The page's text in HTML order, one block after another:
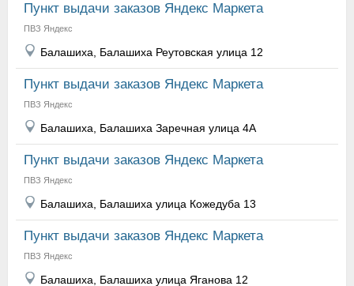
Пункт выдачи заказов Яндекс Маркета
ПВЗ Яндекс
Балашиха, Балашиха Реутовская улица 12
Пункт выдачи заказов Яндекс Маркета
ПВЗ Яндекс
Балашиха, Балашиха Заречная улица 4А
Пункт выдачи заказов Яндекс Маркета
ПВЗ Яндекс
Балашиха, Балашиха улица Кожедуба 13
Пункт выдачи заказов Яндекс Маркета
ПВЗ Яндекс
Балашиха, Балашиха улица Яганова 12